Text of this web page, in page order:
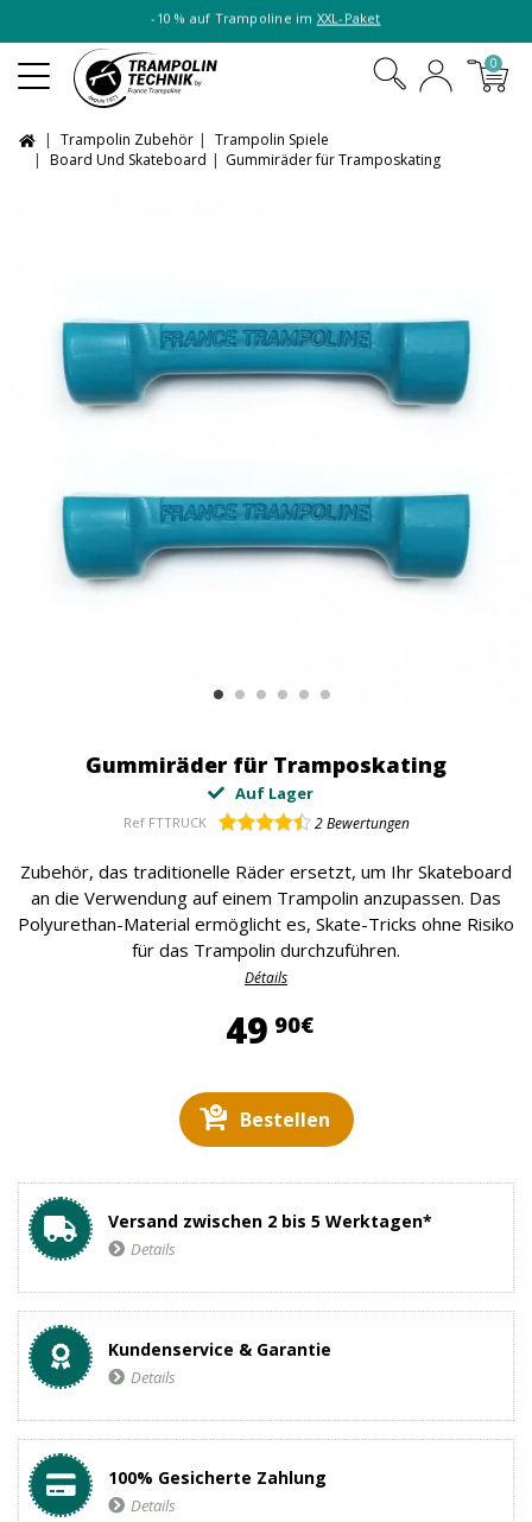
-10 % auf Trampoline imXXL-Paket
0
Trampolin Zubehör
Trampolin Spiele
Board Und Skateboard
Gummiräder für Tramposkating
Gummiräder für Tramposkating
Auf Lager
Ref FTTRUCK 2Bewertungen
Zubehör, das traditionelle Räder ersetzt, um Ihr Skateboard
an die Verwendung auf einem Trampolin anzupassen. Das
Polyurethan-Material ermöglicht es, Skate-Tricks ohne Risiko
für das Trampolin durchzuführen.
Détails
49 90€49,90 €
Bestellen
Versand zwischen 2 bis 5 Werktagen*
Details
Kundenservice & Garantie
Details
100% Gesicherte Zahlung
Details